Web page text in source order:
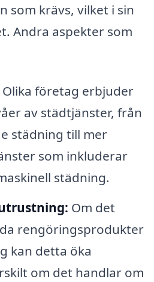
som krävs, vilket i sin
Andra aspekter som
Olika företag erbjuder
av städtjänster, från
städning till mer
som inkluderar
städning.
Om det
rengöringsprodukter
kan detta öka
om det handlar om